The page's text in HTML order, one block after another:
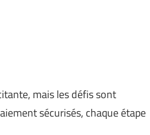
mais les défis sont
sécurisés, chaque étape